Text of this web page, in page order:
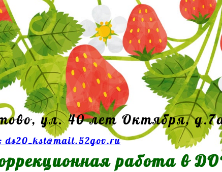
ул. 40 лет Октября,
ds20_kst@mail.52gov.ru
работа в